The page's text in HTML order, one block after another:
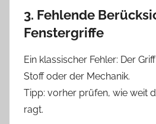
3. Fehlende
Fenstergriffe
Ein klassischer Fehler: Der
Stoff oder der Mechanik.
Tipp: vorher prüfen, wie weit
ragt.